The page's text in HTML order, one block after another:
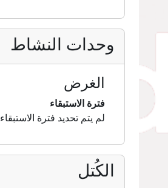
وحدات النشاط
الغرض
فترة الاستبقاء
لم يتم تحديد فترة الاستبقاء
الكُتل